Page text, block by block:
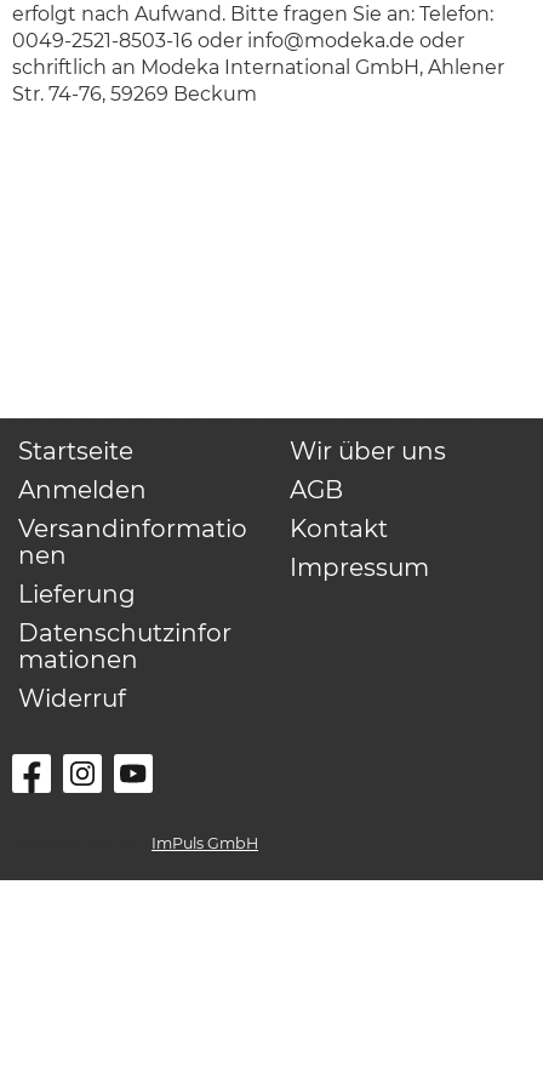
erfolgt nach Aufwand. Bitte fragen Sie an: Telefon:
0049-2521-8503-16 oder info@modeka.de oder
schriftlich an Modeka International GmbH, Ahlener
Str. 74-76, 59269 Beckum
Startseite
Anmelden
Versandinformatio
nen
Lieferung
Datenschutzinfor
mationen
Widerruf
Wir über uns
AGB
Kontakt
Impressum
ImPuls GmbH